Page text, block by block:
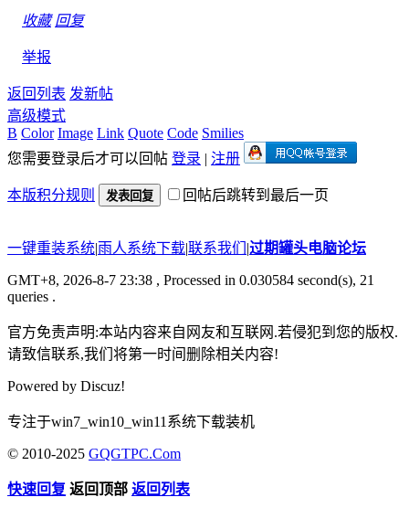
收藏 回复
举报
返回列表 发新帖
高级模式
B Color Image Link Quote Code Smilies
您需要登录后才可以回帖 登录 | 注册
本版积分规则 发表回复 回帖后跳转到最后一页
一键重装系统|雨人系统下载|联系我们 |过期罐头电脑论坛
GMT+8, 2026-8-7 23:38 , Processed in 0.030584 second(s), 21
queries .
官方免责声明:本站内容来自网友和互联网.若侵犯到您的版权.
请致信联系,我们将第一时间删除相关内容!
Powered by Discuz!
专注于win7_win10_win11系统下载装机
© 2010-2025 GQGTPC.Com
快速回复 返回顶部 返回列表